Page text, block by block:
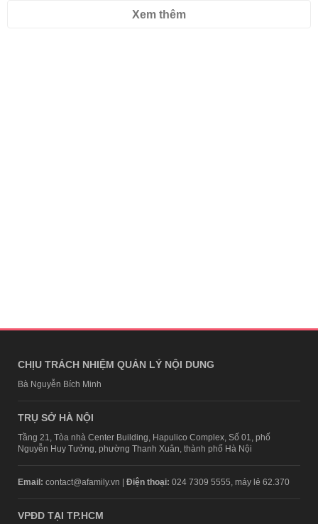
Xem thêm
CHỊU TRÁCH NHIỆM QUẢN LÝ NỘI DUNG
Bà Nguyễn Bích Minh
TRỤ SỞ HÀ NỘI
Tầng 21, Tòa nhà Center Building, Hapulico Complex, Số 01, phố
Nguyễn Huy Tưởng, phường Thanh Xuân, thành phố Hà Nội
Email: contact@afamily.vn | Điện thoại: 024 7309 5555, máy lẻ 62.370
VPĐD TẠI TP.HCM